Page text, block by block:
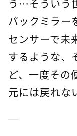
う…そういう
バックミラー
センサーで未
するような、
ど、一度その
元には戻れな